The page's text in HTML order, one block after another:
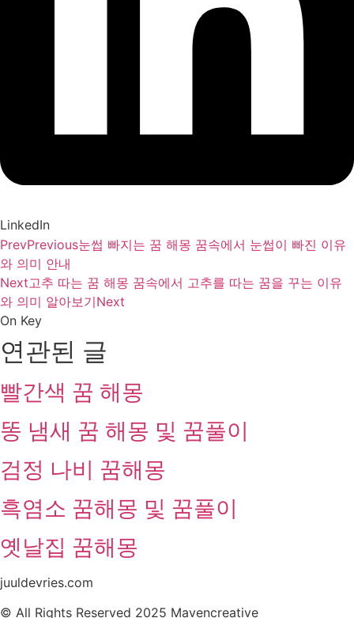
LinkedIn
PrevPrevious눈썹 빠지는 꿈 해몽 꿈속에서 눈썹이 빠진 이유
와 의미 안내
Next고추 따는 꿈 해몽 꿈속에서 고추를 따는 꿈을 꾸는 이유
와 의미 알아보기Next
On Key
연관된 글
빨간색 꿈 해몽
똥 냄새 꿈 해몽 및 꿈풀이
검정 나비 꿈해몽
흑염소 꿈해몽 및 꿈풀이
옛날집 꿈해몽
juuldevries.com
© All Rights Reserved 2025 Mavencreative